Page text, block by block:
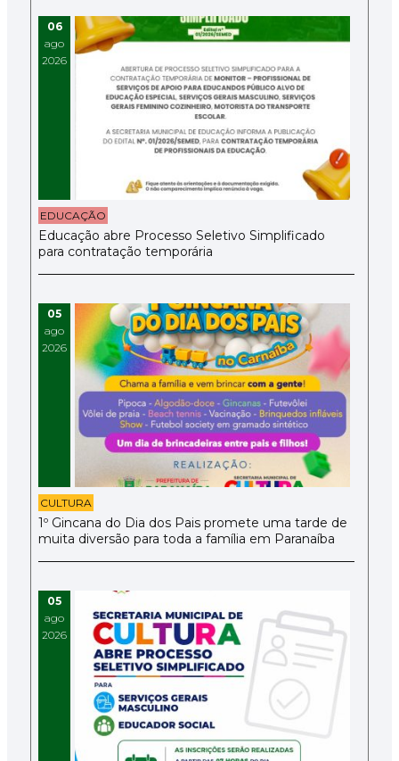
06
ago
2026
EDUCAÇÃO
Educação abre Processo Seletivo Simplificado
para contratação temporária
05
ago
2026
CULTURA
1º Gincana do Dia dos Pais promete uma tarde de
muita diversão para toda a família em Paranaíba
05
ago
2026